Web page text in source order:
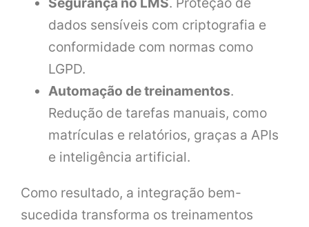
dados sensíveis com criptografia e
conformidade com normas como
LGPD.
Automação de treinamentos.
Redução de tarefas manuais, como
matrículas e relatórios, graças a APIs
e inteligência artificial.
Como resultado, a integração bem-
sucedida transforma os treinamentos